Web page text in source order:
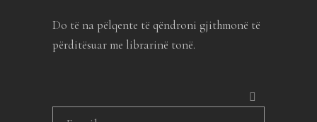
Do të na pëlqente të qëndroni gjithmonë të
përditësuar me librarinë tonë.